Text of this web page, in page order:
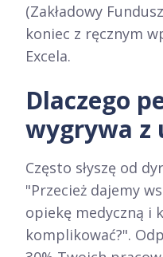
(Zakładowy
koniec z ręcznym
Excela.
Dlaczego
wygrywa z
Często słyszę od
"Przecież dajemy
opiekę medyczną i
komplikować?".